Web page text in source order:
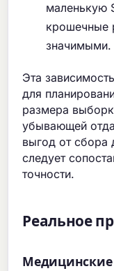
маленькую
крошечные
значимыми.
Эта
для
размера
убывающей
выгод от сбора
следует
точности.
Реальное
Медицинские